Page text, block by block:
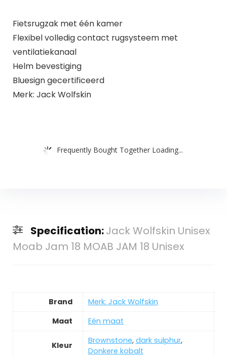
Fietsrugzak met één kamer
Flexibel volledig contact rugsysteem met
ventilatiekanaal
Helm bevestiging
Bluesign gecertificeerd
Merk: Jack Wolfskin
Frequently Bought Together Loading...
Specification:Jack Wolfskin Unisex
Moab Jam 18 MOAB JAM 18 Unisex
Brand
Merk: Jack Wolfskin
Maat
Eén maat
Kleur Brownstone, dark sulphur,
Donkere kobalt